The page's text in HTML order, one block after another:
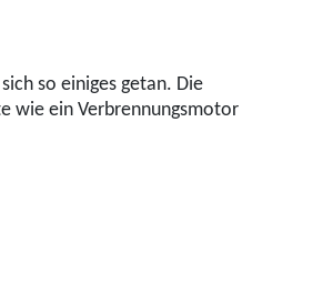
so einiges getan. Die
wie ein Verbrennungsmotor